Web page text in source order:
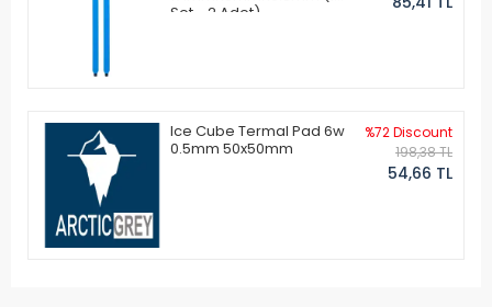
Set - 2 Adet)
Ice Cube Termal Pad 6w
0.5mm 50x50mm
%72 Discount
198,38 TL
54,66 TL